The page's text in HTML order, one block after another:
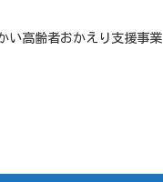
い高齢者おかえり支援事業